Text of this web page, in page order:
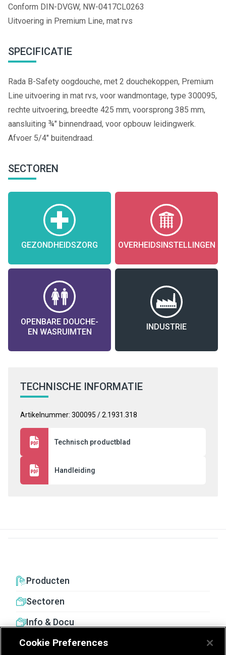
Conform DIN-DVGW, NW-0417CL0263
Uitvoering in Premium Line, mat rvs
SPECIFICATIE
Rada B-Safety oogdouche, met 2 douchekoppen, Premium
Line uitvoering in mat rvs, voor wandmontage, type 300095,
rechte uitvoering, breedte 425 mm, voorsprong 385 mm,
aansluiting ¾" binnendraad, voor opbouw leidingwerk.
Afvoer 5/4" buitendraad.
SECTOREN
GEZONDHEIDSZORG OVERHEIDSINSTELLINGEN
OPENBARE DOUCHE-
EN WASRUIMTEN
INDUSTRIE
TECHNISCHE INFORMATIE
Artikelnummer: 300095 / 2.1931.318
Technisch productblad
Handleiding
Producten
Sectoren
Info & Docu
Cookie Preferences